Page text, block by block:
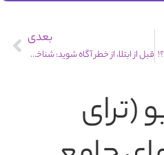
بعدی
قبل از ابتلا، از خطر آگاه شوید: شناخت عوامل پنهان دیابت
(ترای